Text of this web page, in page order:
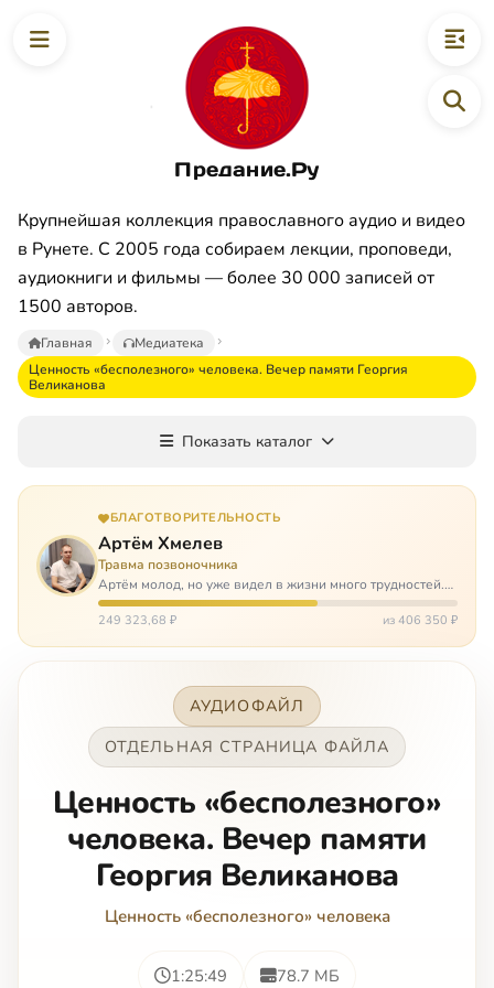
Предание.Ру
Крупнейшая коллекция православного аудио и видео
в Рунете. С 2005 года собираем лекции, проповеди,
аудиокниги и фильмы — более 30 000 записей от
1500 авторов.
Главная
Медиатека
Ценность «бесполезного» человека. Вечер памяти Георгия
Великанова
Показать каталог
БЛАГОТВОРИТЕЛЬНОСТЬ
Артём Хмелев
Травма позвоночника
Артём молод, но уже видел в жизни много трудностей.
Он сирота, привык заботится о себе сам, но, когда
случилось несчастье, и он был парализован – остался на
249 323,68 ₽ из 406 350 ₽
АУДИОФАЙЛ
ОТДЕЛЬНАЯ СТРАНИЦА ФАЙЛА
Ценность «бесполезного»
человека. Вечер памяти
Георгия Великанова
Ценность «бесполезного» человека
1:25:49 78.7 МБ